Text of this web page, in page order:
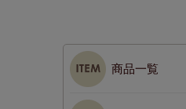
商品一覧